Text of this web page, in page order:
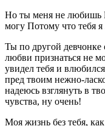
Но ты меня не любишь
могу Потому что тебя
Ты по другой
любви признаться не
увидел тебя и
пред твоим нежно-
надеюсь взглянуть в
чувства, ну очень!
Моя жизнь без тебя,